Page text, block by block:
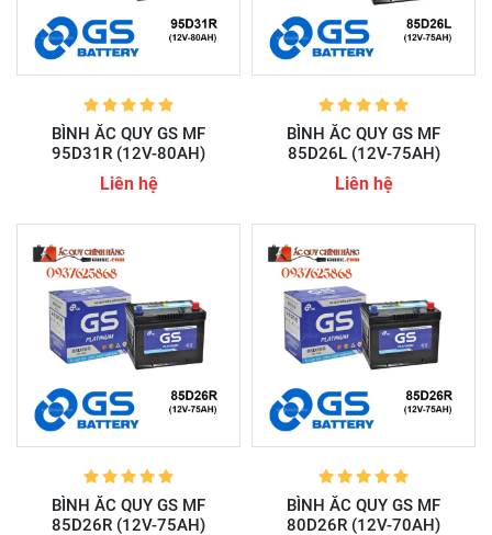
BÌNH ẮC QUY GS MF
95D31R (12V-80AH)
Liên hệ
BÌNH ẮC QUY GS MF
85D26L (12V-75AH)
Liên hệ
BÌNH ẮC QUY GS MF
85D26R (12V-75AH)
BÌNH ẮC QUY GS MF
80D26R (12V-70AH)